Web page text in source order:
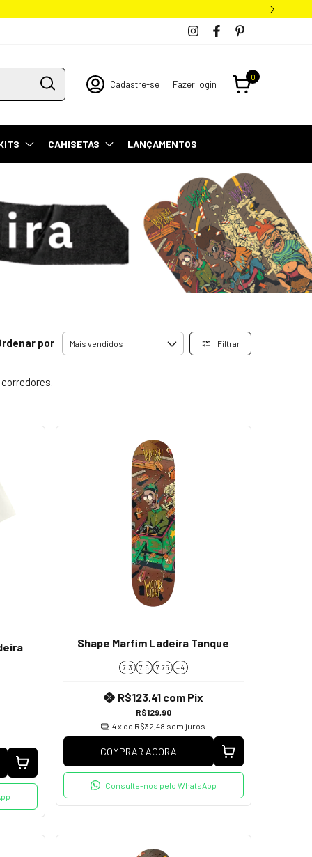
Cadastre-se | Fazer login
0
CAMISETAS LANÇAMENTOS
por Filtrar
Shape Marfim Ladeira Tanque
7.3 7.5 7.75 + 4
R$129,90
R$123,41 com Pix
4x de R$32,48 sem juros
COMPRAR AGORA
Consulte-nos pelo WhatsApp